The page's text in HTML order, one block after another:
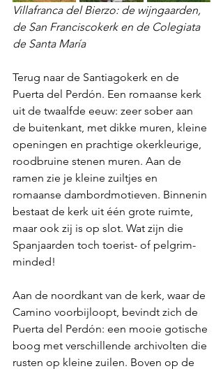
Villafranca del Bierzo: de wijngaarden,
de San Franciscokerk en de Colegiata
de Santa María
Terug naar de Santiagokerk en de
Puerta del Perdón. Een romaanse kerk
uit de twaalfde eeuw: zeer sober aan
de buitenkant, met dikke muren, kleine
openingen en prachtige okerkleurige,
roodbruine stenen muren. Aan de
ramen zie je kleine zuiltjes en
romaanse dambordmotieven. Binnenin
bestaat de kerk uit één grote ruimte,
maar ook zij is op slot. Wat zijn die
Spanjaarden toch toerist- of pelgrim-
minded!
Aan de noordkant van de kerk, waar de
Camino voorbijloopt, bevindt zich de
Puerta del Perdón: een mooie gotische
boog met verschillende archivolten die
rusten op kleine zuilen. Boven op de